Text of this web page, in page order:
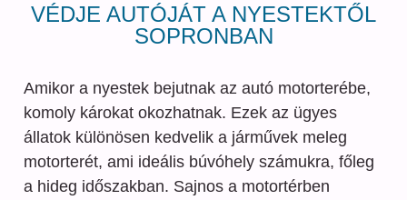
VÉDJE AUTÓJÁT A NYESTEKTŐL
SOPRONBAN
Amikor a nyestek bejutnak az autó motorterébe,
komoly károkat okozhatnak. Ezek az ügyes
állatok különösen kedvelik a járművek meleg
motorterét, ami ideális búvóhely számukra, főleg
a hideg időszakban. Sajnos a motortérben